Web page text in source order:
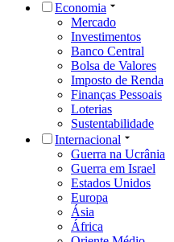
Economia
Mercado
Investimentos
Banco Central
Bolsa de Valores
Imposto de Renda
Finanças Pessoais
Loterias
Sustentabilidade
Internacional
Guerra na Ucrânia
Guerra em Israel
Estados Unidos
Europa
Ásia
África